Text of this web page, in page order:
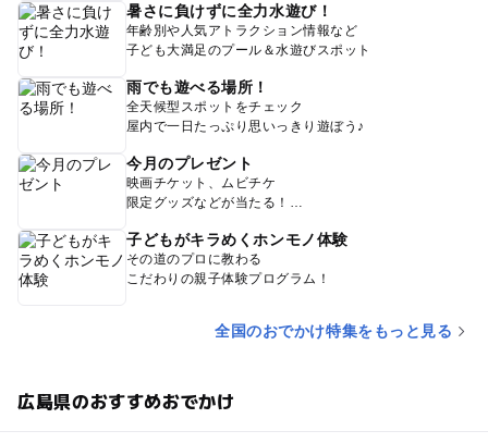
暑さに負けずに全力水遊び！
年齢別や人気アトラクション情報など
子ども大満足のプール＆水遊びスポット
雨でも遊べる場所！
全天候型スポットをチェック
屋内で一日たっぷり思いっきり遊ぼう♪
今月のプレゼント
映画チケット、ムビチケ
限定グッズなどが当たる！
子どもがキラめくホンモノ体験
その道のプロに教わる
こだわりの親子体験プログラム！
全国のおでかけ特集をもっと見る
広島県のおすすめおでかけ